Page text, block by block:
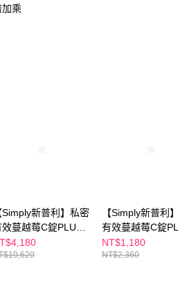
證，即可結帳。
再付款。
後付 」之結帳頁面顯示為準，若有關於
款等相關疑問，請聯繫「AFTEE先享後付
support/home
上)免運費
乘
Simply新普利】私密
蔓越莓C錠PLUS
錠/盒 (x9盒) D-甘露
私密益生菌
【Simply新普利
有效蔓越莓C錠
30錠/盒 (x2盒)
糖+私密益生菌
NT$1,180
NT$2,360